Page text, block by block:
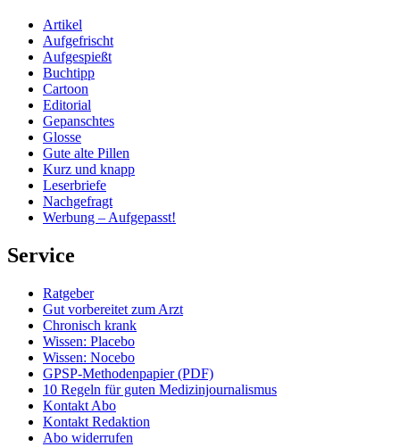
Artikel
Aufgefrischt
Aufgespießt
Buchtipp
Cartoon
Editorial
Gepanschtes
Glosse
Gute alte Pillen
Kurz und knapp
Leserbriefe
Nachgefragt
Werbung – Aufgepasst!
Service
Ratgeber
Gut vorbereitet zum Arzt
Chronisch krank
Wissen: Placebo
Wissen: Nocebo
GPSP-Methodenpapier (PDF)
10 Regeln für guten Medizinjournalismus
Kontakt Abo
Kontakt Redaktion
Abo widerrufen